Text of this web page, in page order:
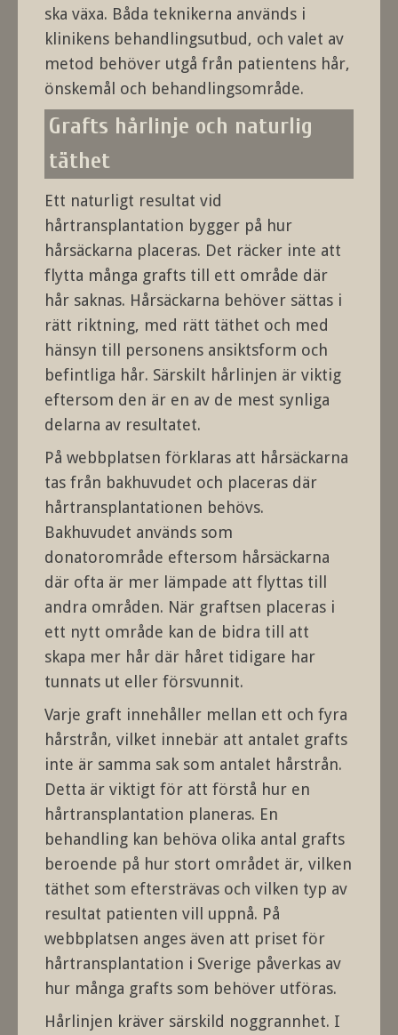
ska växa. Båda teknikerna används i
klinikens behandlingsutbud, och valet av
metod behöver utgå från patientens hår,
önskemål och behandlingsområde.
Grafts hårlinje och naturlig
täthet
Ett naturligt resultat vid
hårtransplantation bygger på hur
hårsäckarna placeras. Det räcker inte att
flytta många grafts till ett område där
hår saknas. Hårsäckarna behöver sättas i
rätt riktning, med rätt täthet och med
hänsyn till personens ansiktsform och
befintliga hår. Särskilt hårlinjen är viktig
eftersom den är en av de mest synliga
delarna av resultatet.
På webbplatsen förklaras att hårsäckarna
tas från bakhuvudet och placeras där
hårtransplantationen behövs.
Bakhuvudet används som
donatorområde eftersom hårsäckarna
där ofta är mer lämpade att flyttas till
andra områden. När graftsen placeras i
ett nytt område kan de bidra till att
skapa mer hår där håret tidigare har
tunnats ut eller försvunnit.
Varje graft innehåller mellan ett och fyra
hårstrån, vilket innebär att antalet grafts
inte är samma sak som antalet hårstrån.
Detta är viktigt för att förstå hur en
hårtransplantation planeras. En
behandling kan behöva olika antal grafts
beroende på hur stort området är, vilken
täthet som eftersträvas och vilken typ av
resultat patienten vill uppnå. På
webbplatsen anges även att priset för
hårtransplantation i Sverige påverkas av
hur många grafts som behöver utföras.
Hårlinjen kräver särskild noggrannhet. I